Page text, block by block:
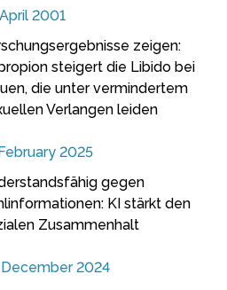
2001
zeigen:
steigert die Libido bei
die unter vermindertem
Verlangen leiden
2025
gegen
KI stärkt den
Zusammenhalt
2024